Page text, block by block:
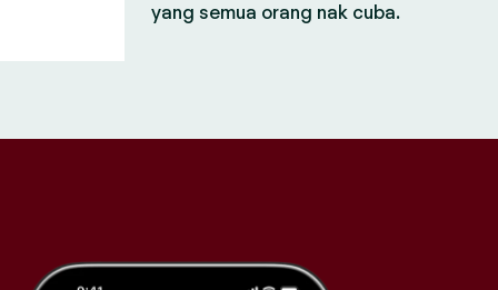
yang semua orang nak cuba.